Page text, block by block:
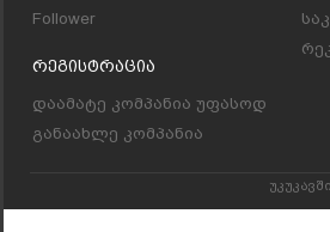
Follower
Რეგისტრაცია
დაამატე კომპანია უფასოდ
განაახლე კომპანია